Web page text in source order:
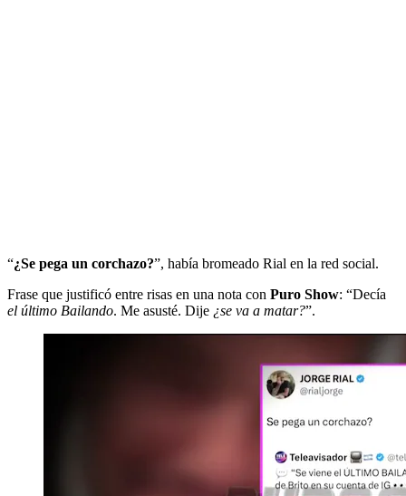
“¿Se pega un corchazo?”, había bromeado Rial en la red social.
Frase que justificó entre risas en una nota con Puro Show: “Decía
el último Bailando. Me asusté. Dije ¿se va a matar?”.